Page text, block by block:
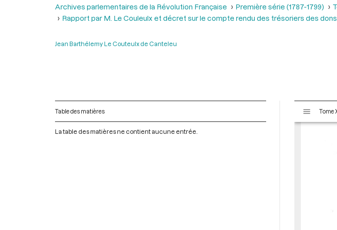
Archives parlementaires de la Révolution Française Première série (1787-1799)
Rapport par M. Le Couleulx et décret sur le compte rendu des trésoriers des
Jean Barthélemy Le Couteulx de Canteleu
Table des matières
La table des matières ne contient aucune entrée.
s
Tome